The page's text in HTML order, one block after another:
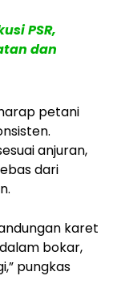
PSR,
dan
petani
anjuran,
dari
karet
bokar,
pungkas